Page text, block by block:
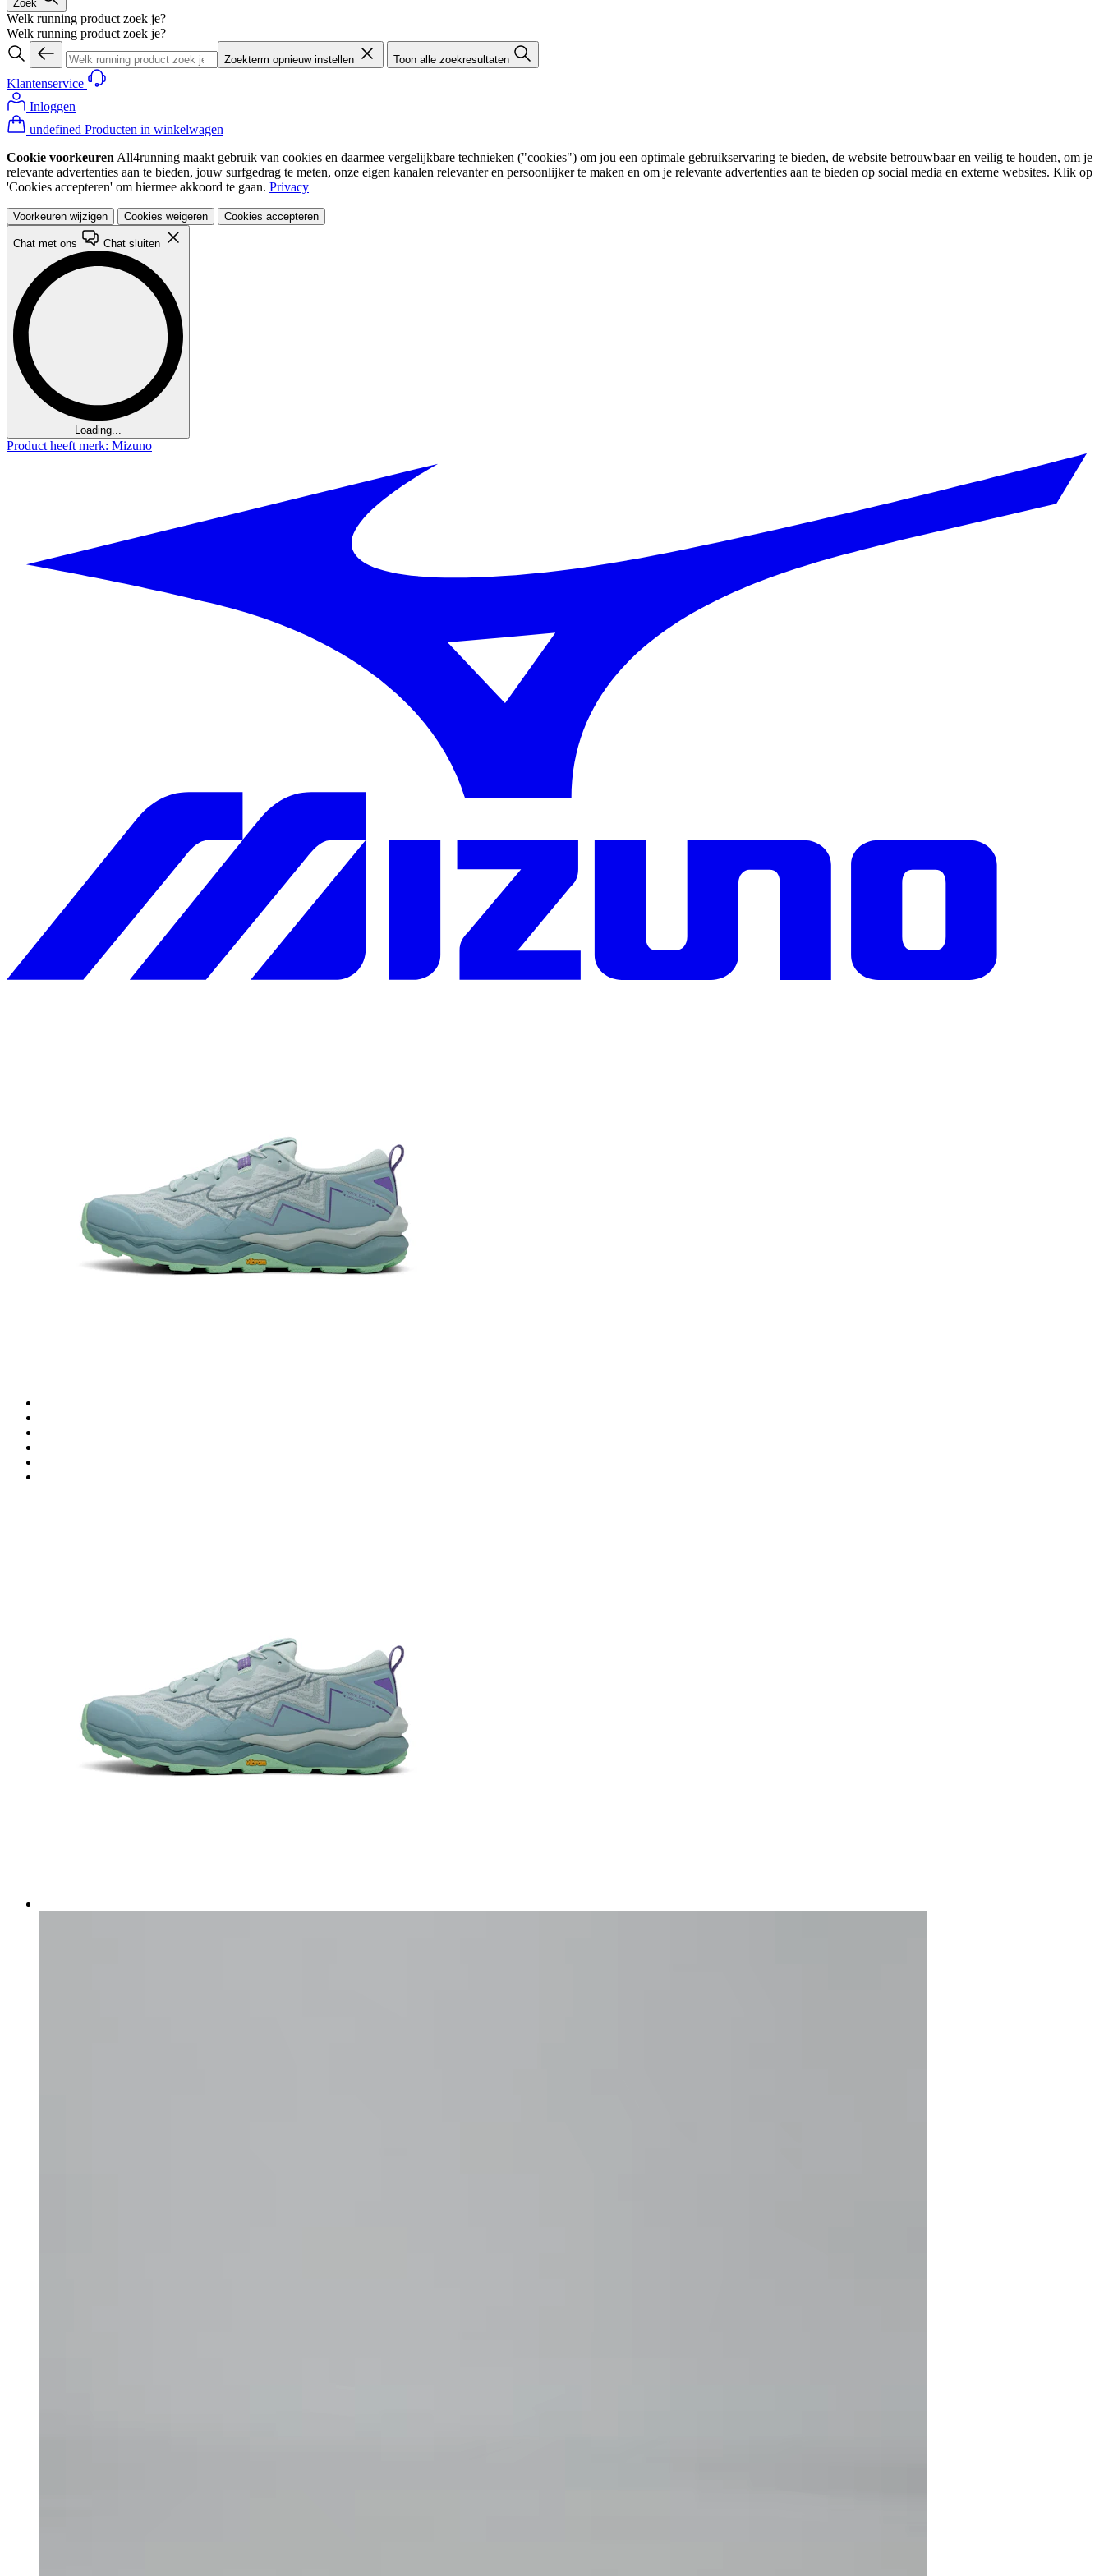
Zoek
Welk running product zoek je?
Welk running product zoek je?
Zoekterm opnieuw instellen Toon alle zoekresultaten
Klantenservice
Inloggen
undefined Producten in winkelwagen
Cookie voorkeuren All4running maakt gebruik van cookies en daarmee vergelijkbare technieken ("cookies") om jou een optimale gebruikservaring te bieden, de website betrouwbaar en veilig te houden, om je
relevante advertenties aan te bieden, jouw surfgedrag te meten, onze eigen kanalen relevanter en persoonlijker te maken en om je relevante advertenties aan te bieden op social media en externe websites. Klik op
'Cookies accepteren' om hiermee akkoord te gaan. Privacy
Voorkeuren wijzigen Cookies weigeren Cookies accepteren
Chat met ons Chat sluiten
Loading...
Product heeft merk: Mizuno